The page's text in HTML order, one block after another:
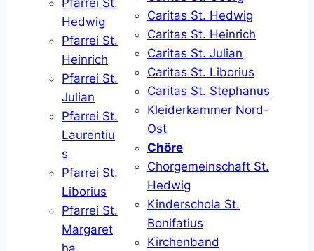
Pfarrei St.
Hedwig
Pfarrei St.
Heinrich
Pfarrei St.
Julian
Pfarrei St.
Laurentiu
s
Pfarrei St.
Liborius
Pfarrei St.
Margaret
ha
Caritas St. Hedwig
Caritas St. Heinrich
Caritas St. Julian
Caritas St. Liborius
Caritas St. Stephanus
Kleiderkammer Nord-
Ost
Chöre
Chorgemeinschaft St.
Hedwig
Kinderschola St.
Bonifatius
Kirchenband